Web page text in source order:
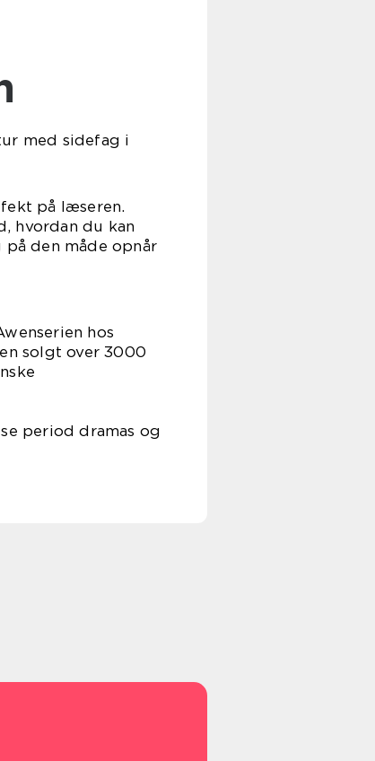
med sidefag i
på læseren.
du kan
den måde opnår
hos
3000
period dramas og